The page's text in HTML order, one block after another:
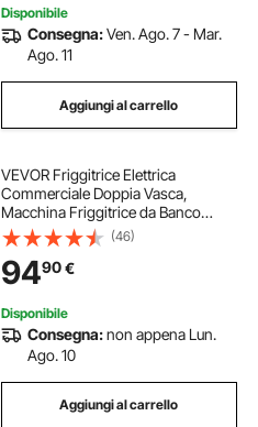
Disponibile
Consegna:Ven. Ago. 7 - Mar.
Ago. 11
Aggiungi al carrello
VEVOR Friggitrice Elettrica
Commerciale Doppia Vasca,
Macchina Friggitrice da Banco
Capacità da 12 Litri con Doppio
Cestello Rimovibile, Friggitrice
Doppia in Acciaio Inox 5000 W da
Cucina Hotel
(46)
9490€
Disponibile
Consegna:non appena Lun.
Ago. 10
Aggiungi al carrello